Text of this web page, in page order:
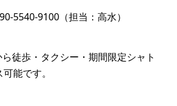
5540-9100（担当：高水）
ら徒歩・タクシー・期間限定シャト
能です。